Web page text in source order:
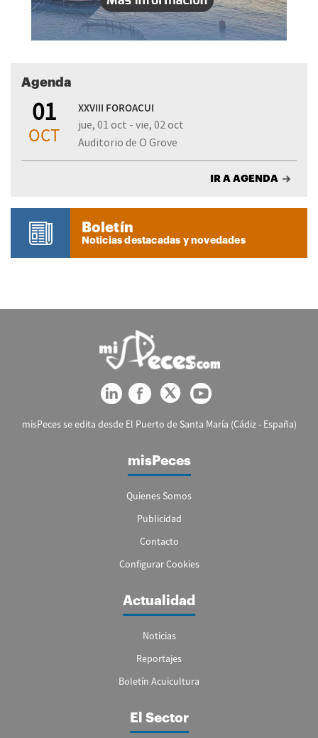
Agenda
01
OCT
XXVIII FOROACUI
jue, 01 oct - vie, 02 oct
Auditorio de O Grove
IR A AGENDA
Boletín
Noticias destacadas y novedades
misPeces se edita desde El Puerto de Santa María (Cádiz - España)
misPeces
Quienes Somos
Publicidad
Contacto
Configurar Cookies
Actualidad
Noticias
Reportajes
Boletín Acuicultura
El Sector